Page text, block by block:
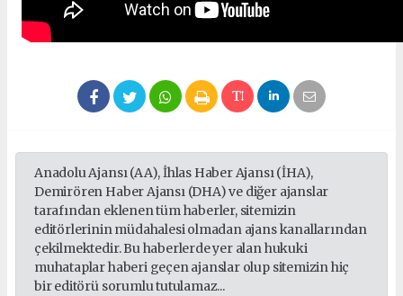
Anadolu Ajansı (AA), İhlas Haber Ajansı (İHA),
Demirören Haber Ajansı (DHA) ve diğer ajanslar
tarafından eklenen tüm haberler, sitemizin
editörlerinin müdahalesi olmadan ajans kanallarından
çekilmektedir. Bu haberlerde yer alan hukuki
muhataplar haberi geçen ajanslar olup sitemizin hiç
bir editörü sorumlu tutulamaz...